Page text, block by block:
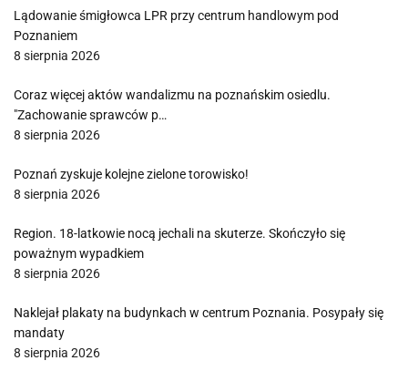
Lądowanie śmigłowca LPR przy centrum handlowym pod
Poznaniem
8 sierpnia 2026
Coraz więcej aktów wandalizmu na poznańskim osiedlu.
"Zachowanie sprawców p…
8 sierpnia 2026
Poznań zyskuje kolejne zielone torowisko!
8 sierpnia 2026
Region. 18-latkowie nocą jechali na skuterze. Skończyło się
poważnym wypadkiem
8 sierpnia 2026
Naklejał plakaty na budynkach w centrum Poznania. Posypały się
mandaty
8 sierpnia 2026